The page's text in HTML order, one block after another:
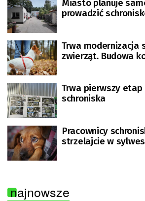
Miasto planuje
prowadzić
Trwa modernizacja
zwierząt. Budowa
Trwa pierwszy etap
schroniska
Pracownicy
strzelajcie w
najnowsze